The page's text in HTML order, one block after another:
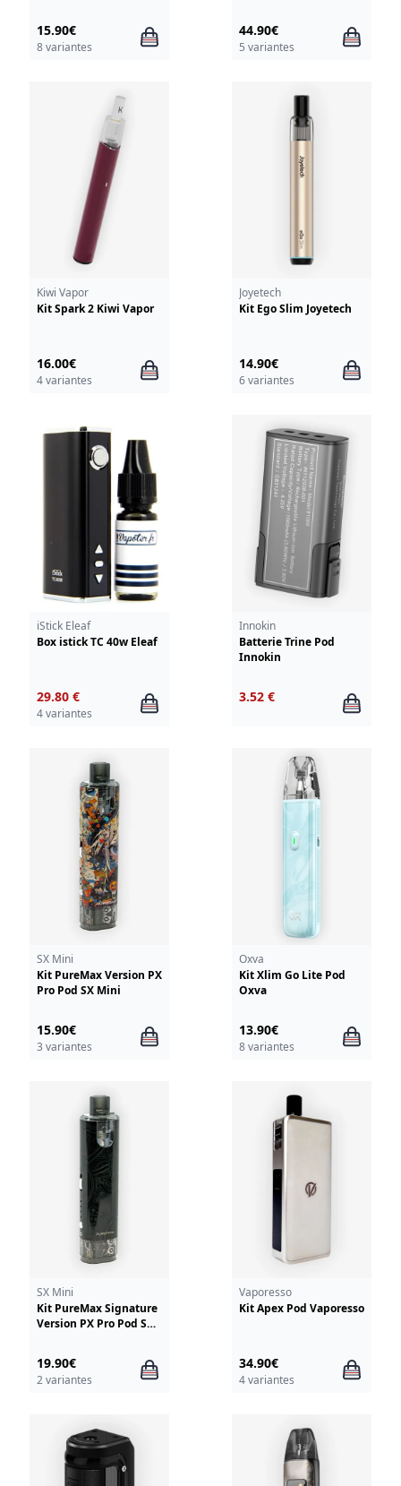
15.90€
8 variantes
44.90€
5 variantes
Kiwi Vapor
Kit Spark 2 Kiwi Vapor
16.00€
4 variantes
Joyetech
Kit Ego Slim Joyetech
14.90€
6 variantes
iStick Eleaf
Box istick TC 40w Eleaf
29.80 €
4 variantes
Innokin
Batterie Trine Pod
Innokin
3.52 €
SX Mini
Kit PureMax Version PX
Pro Pod SX Mini
15.90€
3 variantes
Oxva
Kit Xlim Go Lite Pod
Oxva
13.90€
8 variantes
SX Mini
Kit PureMax Signature
Version PX Pro Pod SX
19.90€
2 variantes
Vaporesso
Kit Apex Pod Vaporesso
34.90€
4 variantes